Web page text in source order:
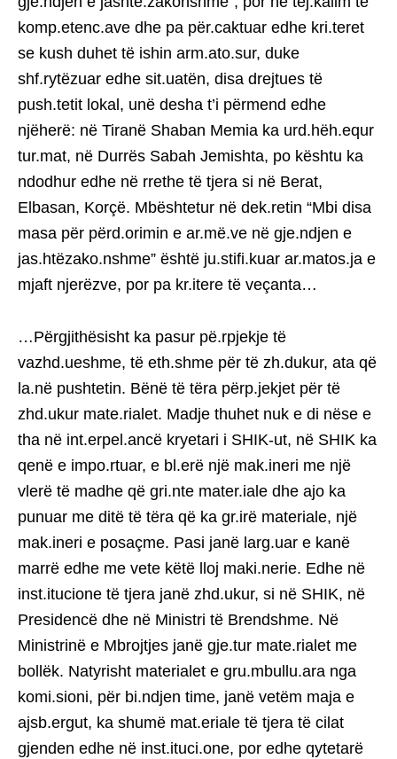
komp.etenc.ave dhe pa për.caktuar edhe kri.teret
se kush duhet të ishin arm.ato.sur, duke
shf.rytëzuar edhe sit.uatën, disa drejtues të
push.tetit lokal, unë desha t’i përmend edhe
njëherë: në Tiranë Shaban Memia ka urd.hëh.equr
tur.mat, në Durrës Sabah Jemishta, po kështu ka
ndodhur edhe në rrethe të tjera si në Berat,
Elbasan, Korçë. Mbështetur në dek.retin “Mbi disa
masa për përd.orimin e ar.më.ve në gje.ndjen e
jas.htëzako.nshme” është ju.stifi.kuar ar.matos.ja e
mjaft njerëzve, por pa kr.itere të veçanta…
…Përgjithësisht ka pasur pë.rpjekje të
vazhd.ueshme, të eth.shme për të zh.dukur, ata që
la.në pushtetin. Bënë të tëra përp.jekjet për të
zhd.ukur mate.rialet. Madje thuhet nuk e di nëse e
tha në int.erpel.ancë kryetari i SHIK-ut, në SHIK ka
qenë e impo.rtuar, e bl.erë një mak.ineri me një
vlerë të madhe që gri.nte mater.iale dhe ajo ka
punuar me ditë të tëra që ka gr.irë materiale, një
mak.ineri e posaçme. Pasi janë larg.uar e kanë
marrë edhe me vete këtë lloj maki.nerie. Edhe në
inst.itucione të tjera janë zhd.ukur, si në SHIK, në
Presidencë dhe në Ministri të Brendshme. Në
Ministrinë e Mbrojtjes janë gje.tur mate.rialet me
bollëk. Natyrisht materialet e gru.mbullu.ara nga
komi.sioni, për bi.ndjen time, janë vetëm maja e
ajsb.ergut, ka shumë mat.eriale të tjera të cilat
gjenden edhe në inst.ituci.one, por edhe qytetarë